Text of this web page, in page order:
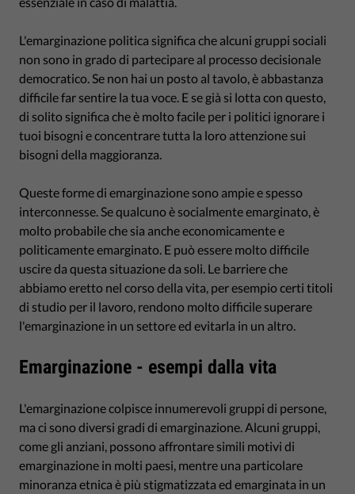
L'emarginazione politica significa che alcuni gruppi sociali
non sono in grado di partecipare al processo decisionale
democratico. Se non hai un posto al tavolo, è abbastanza
difficile far sentire la tua voce. E se già si lotta con questo,
di solito significa che è molto facile per i politici ignorare i
tuoi bisogni e concentrare tutta la loro attenzione sui
bisogni della maggioranza.
Queste forme di emarginazione sono ampie e spesso
interconnesse. Se qualcuno è socialmente emarginato, è
molto probabile che sia anche economicamente e
politicamente emarginato. E può essere molto difficile
uscire da questa situazione da soli. Le barriere che
abbiamo eretto nel corso della vita, per esempio certi titoli
di studio per il lavoro, rendono molto difficile superare
l'emarginazione in un settore ed evitarla in un altro.
Emarginazione - esempi dalla vita
L'emarginazione colpisce innumerevoli gruppi di persone,
ma ci sono diversi gradi di emarginazione. Alcuni gruppi,
come gli anziani, possono affrontare simili motivi di
emarginazione in molti paesi, mentre una particolare
minoranza etnica è più stigmatizzata ed emarginata in un